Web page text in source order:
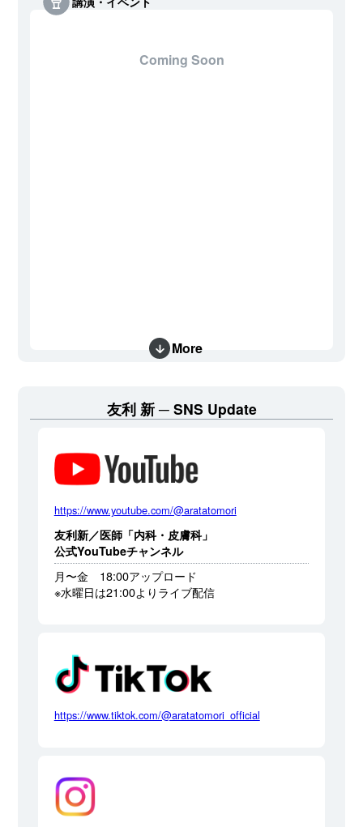
Coming Soon
More
友利 新 SNS Update
https://www.youtube.com/@aratatomori
友利新／医師「内科・皮膚科」
公式YouTubeチャンネル
月〜金 18:00アップロード
※水曜日は21:00よりライブ配信
https://www.tiktok.com/@aratatomori_official